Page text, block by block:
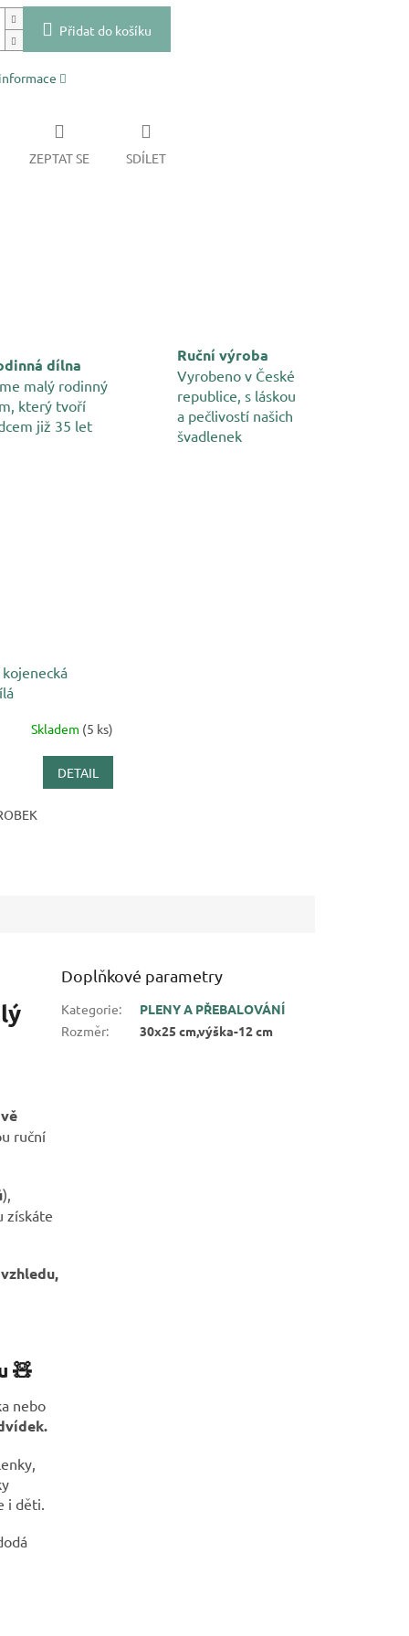
Přidat do košíku
ZEPTAT SE SDÍLET
dílna
malý rodinný
který tvoří
již 35 let
Ruční výroba
Vyrobeno v České
republice, s láskou
a pečlivostí našich
švadlenek
Skladem (5 ks)
DETAIL
ruční
),
získáte
🧸
nebo
i děti.
Doplňkové parametry
Kategorie:
PLENY A PŘEBALOVÁNÍ
Rozměr: 30x25 cm,výška-12 cm